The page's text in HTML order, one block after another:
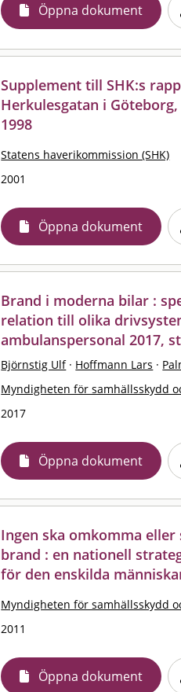
Öppna dokument
Supplement till SHK:s
Herkulesgatan i
1998
Statens haverikommission (SHK)
2001
Öppna dokument
Brand i moderna bilar :
relation till olika
ambulanspersonal 2017,
Björnstig Ulf · Hoffmann Lars ·
Myndigheten för samhällsskydd
2017
Öppna dokument
Ingen ska omkomma
brand : en nationell
för den enskilda
Myndigheten för samhällsskydd
2011
Öppna dokument